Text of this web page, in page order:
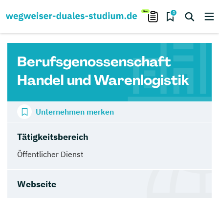
0
Berufsgenossenschaft
Handel und Warenlogistik
Tätigkeitsbereich
Öffentlicher Dienst
Webseite
Unternehmen merken